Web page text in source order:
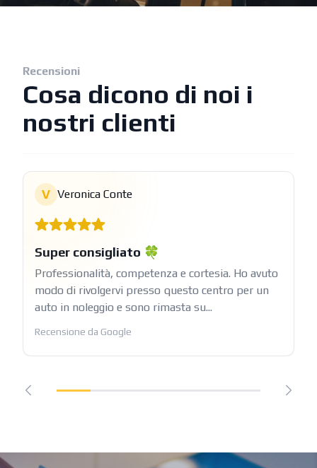
Recensioni
Cosa dicono di noi i
nostri clienti
V Veronica Conte
Super consigliato 🍀
Professionalità, competenza e cortesia. Ho avuto
modo di rivolgervi presso questo centro per un
auto in noleggio e sono rimasta su...
Recensione da Google